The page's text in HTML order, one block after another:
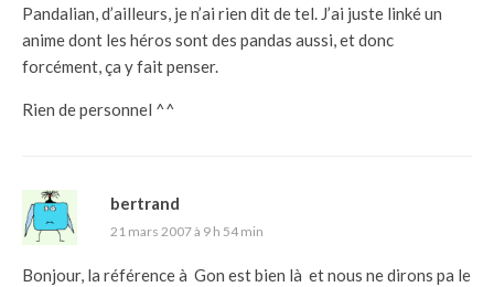
Pandalian, d’ailleurs, je n’ai rien dit de tel. J’ai juste linké un
anime dont les héros sont des pandas aussi, et donc
forcément, ça y fait penser.
Rien de personnel ^^
bertrand
21 mars 2007 à 9 h 54 min
Bonjour, la référence à Gon est bien là et nous ne dirons pa le